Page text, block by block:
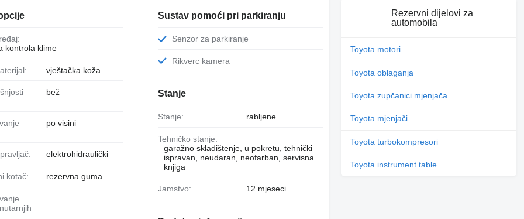
kontrola klime
vještačka koža
bež
po visini
elektrohidraulički
kotač: rezervna guma
Sustav pomoći pri parkiranju
Senzor za parkiranje
Rikverc kamera
Stanje
Stanje: rabljene
Tehničko stanje:
garažno skladištenje, u pokretu, tehnički
ispravan, neudaran, neofarban, servisna
knjiga
Jamstvo: 12 mjeseci
Rezervni dijelovi za
automobila
Toyota motori
Toyota oblaganja
Toyota zupčanici mjenjača
Toyota mjenjači
Toyota turbokompresori
Toyota instrument table